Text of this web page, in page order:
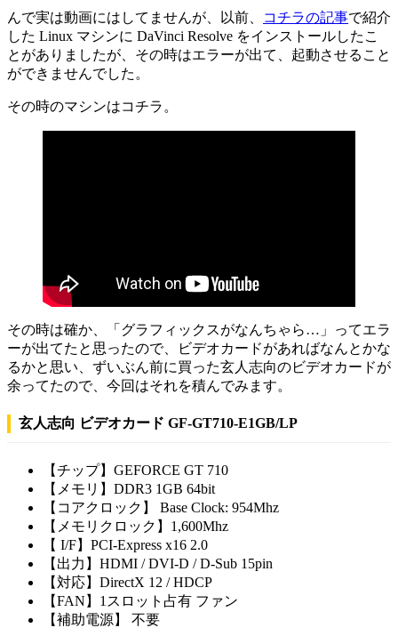
んで実は動画にはしてませんが、以前、 コチラの記事で紹介
した Linux マシンに DaVinci Resolve をインストールしたこ
とがありましたが、その時はエラーが出て、起動させること
ができませんでした。
その時のマシンはコチラ。
その時は確か、「グラフィックスがなんちゃら…」ってエラ
ーが出てたと思ったので、
ビデオカードがあればなんとかな
るかと思い、ずいぶん前に買った玄人志向のビデオカードが
余ってたので、今回はそれを積んでみます。
玄人志向 ビデオカード GF-GT710-E1GB/LP
【チップ】GEFORCE GT 710
【メモリ】DDR3 1GB 64bit
【コアクロック】 Base Clock: 954Mhz
【メモリクロック】1,600Mhz
【 I/F】PCI-Express x16 2.0
【出力】HDMI / DVI-D / D-Sub 15pin
【対応】DirectX 12 / HDCP
【FAN】1スロット占有 ファン
【補助電源】 不要